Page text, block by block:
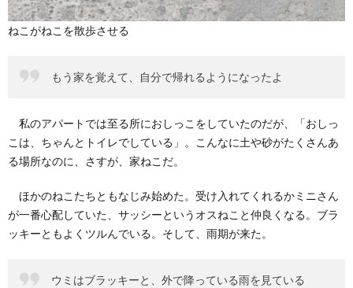
ねこがねこを散歩させる
もう家を覚えて、自分で帰れるようになったよ
私のアパートでは至る所におしっこをしていたのだが、「おしっ
こは、ちゃんとトイレでしている」。こんなに土や砂がたくさんあ
る場所なのに、さすが、家ねこだ。
ほかのねこたちともなじみ始めた。受け入れてくれるかミニさん
が一番心配していた、サッシーというオスねこと仲良くなる。ブラ
ッキーともよくツルんでいる。そして、雨期が来た。
ウミはブラッキーと、外で降っている雨を見ている